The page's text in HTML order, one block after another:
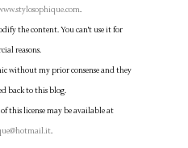
.
the content. You can't use it for
reasons.
without my prior consense and they
back to this blog.
this license may be available at
.